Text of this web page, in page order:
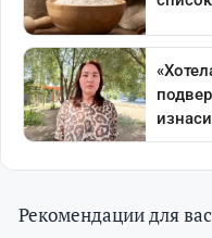
Рекомендации для вас